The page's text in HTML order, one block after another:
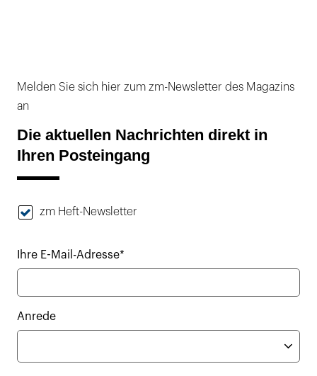
Melden Sie sich hier zum zm-Newsletter des Magazins
an
Die aktuellen Nachrichten direkt in
Ihren Posteingang
zm Heft-Newsletter
Ihre E-Mail-Adresse*
Anrede